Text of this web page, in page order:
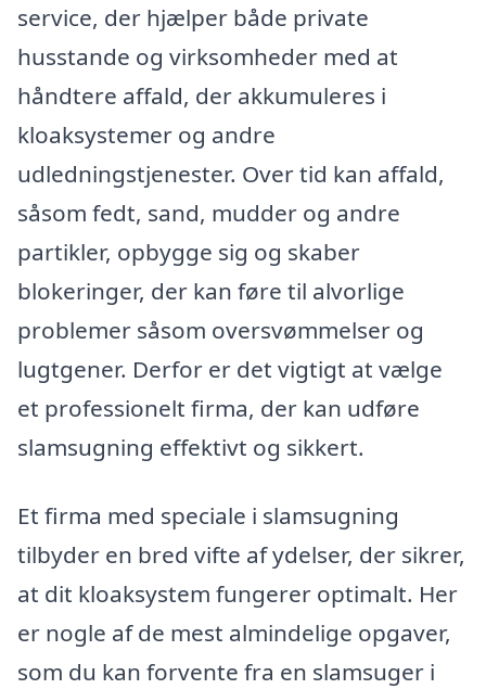
service, der hjælper både private
husstande og virksomheder med at
håndtere affald, der akkumuleres i
kloaksystemer og andre
udledningstjenester. Over tid kan affald,
såsom fedt, sand, mudder og andre
partikler, opbygge sig og skaber
blokeringer, der kan føre til alvorlige
problemer såsom oversvømmelser og
lugtgener. Derfor er det vigtigt at vælge
et professionelt firma, der kan udføre
slamsugning effektivt og sikkert.
Et firma med speciale i slamsugning
tilbyder en bred vifte af ydelser, der sikrer,
at dit kloaksystem fungerer optimalt. Her
er nogle af de mest almindelige opgaver,
som du kan forvente fra en slamsuger i